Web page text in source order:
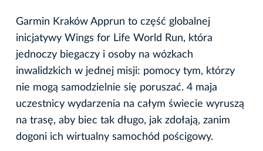
Garmin Kraków Apprun to część globalnej
inicjatywy Wings for Life World Run, która
jednoczy biegaczy i osoby na wózkach
inwalidzkich w jednej misji: pomocy tym, którzy
nie mogą samodzielnie się poruszać. 4 maja
uczestnicy wydarzenia na całym świecie wyruszą
na trasę, aby biec tak długo, jak zdołają, zanim
dogoni ich wirtualny samochód pościgowy.